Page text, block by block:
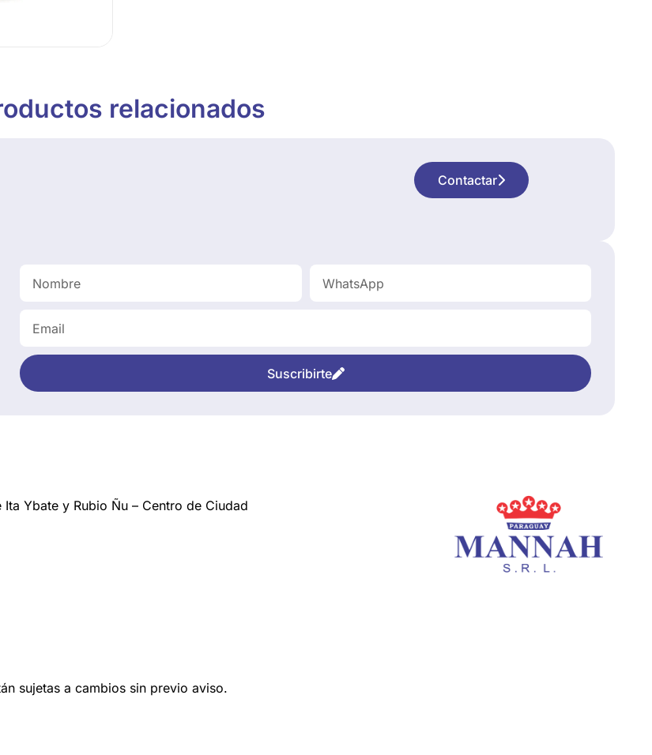
relacionados
Contactar
Suscribirte
Ybate y Rubio Ñu – Centro de Ciudad
sujetas a cambios sin previo aviso.